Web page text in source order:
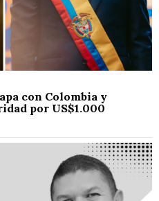
con Colombia y
por US$1.000